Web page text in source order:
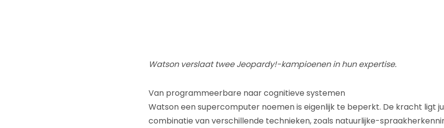
Watson verslaat twee Jeopardy!-kampioenen in hun expertise.
Van programmeerbare naar cognitieve systemen
Watson een supercomputer noemen is eigenlijk te beperkt. De kracht ligt
combinatie van verschillende technieken, zoals natuurlijke-